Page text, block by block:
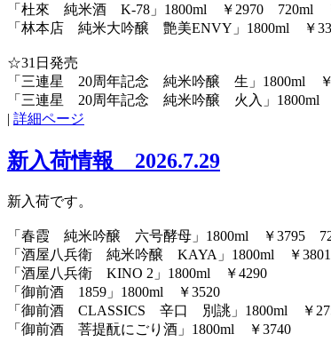
「杜來 純米酒 K-78」1800ml ￥2970 720ml
「林本店 純米大吟醸 艶美ENVY」1800ml ￥
☆31日発売
「三連星 20周年記念 純米吟醸 生」1800ml
「三連星 20周年記念 純米吟醸 火入」1800ml
詳細ページ
新入荷情報 2026.7.29
新入荷です。
「春霞 純米吟醸 六号酵母」1800ml ￥3795
「酒屋八兵衛 純米吟醸 KAYA」1800ml ￥
「酒屋八兵衛 KINO 2」1800ml ￥4290
「御前酒 1859」1800ml ￥3520
「御前酒 CLASSICS 辛口 別誂」1800ml ￥
「御前酒 菩提酛にごり酒」1800ml ￥3740